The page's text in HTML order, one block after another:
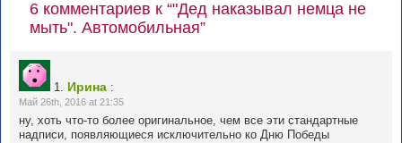
6 комментариев к “"Дед наказывал немца не
мыть". Автомобильная”
1. Ирина :
Май 26th, 2016 at 21:35
ну, хоть что-то более оригинальное, чем все эти стандартные
надписи, появляющиеся исключительно ко Дню Победы